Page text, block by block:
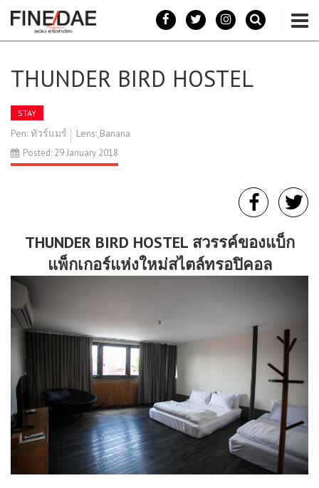
THUNDER BIRD HOSTEL
STAY
Pen: ทัวร์แมร์ Lens: ฺBanana
Posted: 29 January 2018
THUNDER BIRD HOSTEL สวรรค์ของแบ็ก
แพ็กเกอร์แห่งใหม่สไตล์ทรอปิคอล